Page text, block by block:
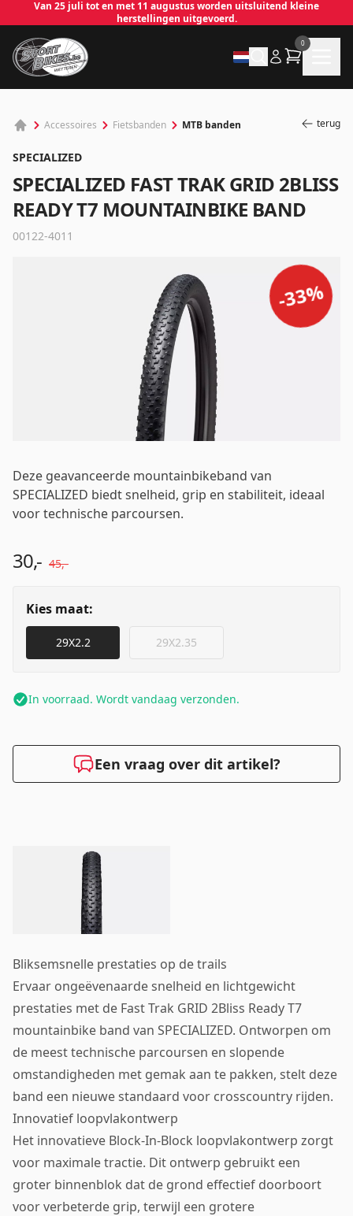
Van 25 juli tot en met 11 augustus worden uitsluitend kleine
herstellingen uitgevoerd.
0
Accessoires Fietsbanden MTB banden terug
SPECIALIZED
SPECIALIZED FAST TRAK GRID 2BLISS
READY T7 MOUNTAINBIKE BAND
00122-4011
-33%
Deze geavanceerde mountainbikeband van
SPECIALIZED biedt snelheid, grip en stabiliteit, ideaal
voor technische parcoursen.
30,- 45,-
Kies maat:
29X2.2 29X2.35
In voorraad. Wordt vandaag verzonden.
Een vraag over dit artikel?
Bliksemsnelle prestaties op de trails
Ervaar ongeëvenaarde snelheid en lichtgewicht
prestaties met de Fast Trak GRID 2Bliss Ready T7
mountainbike band van SPECIALIZED. Ontworpen om
de meest technische parcoursen en slopende
omstandigheden met gemak aan te pakken, stelt deze
band een nieuwe standaard voor crosscountry rijden.
Innovatief loopvlakontwerp
Het innovatieve Block-In-Block loopvlakontwerp zorgt
voor maximale tractie. Dit ontwerp gebruikt een
groter binnenblok dat de grond effectief doorboort
voor verbeterde grip, terwijl een grotere
Inloggen
Inloggen
Mij onthouden